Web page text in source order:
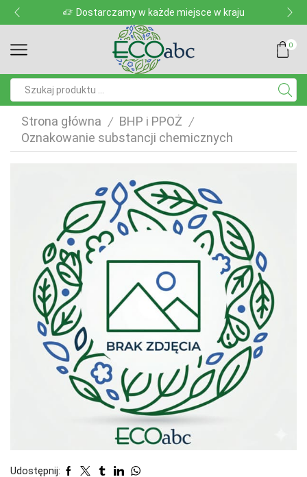
Dostarczamy w każde miejsce w kraju
0
Strona główna / BHP i PPOŻ /
Oznakowanie substancji chemicznych
Udostępnij: